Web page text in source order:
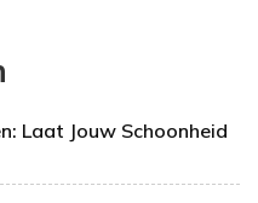
Laat Jouw Schoonheid